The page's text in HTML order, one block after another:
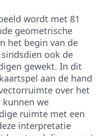
wordt met 81
geometrische
het begin van de
ook de
gewekt. In dit
aan de hand
over het
kunnen we
ruimte met een
interpretatie